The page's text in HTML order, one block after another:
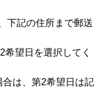
下記の住所まで郵送
希望日を選択してく
合は、第2希望日は記